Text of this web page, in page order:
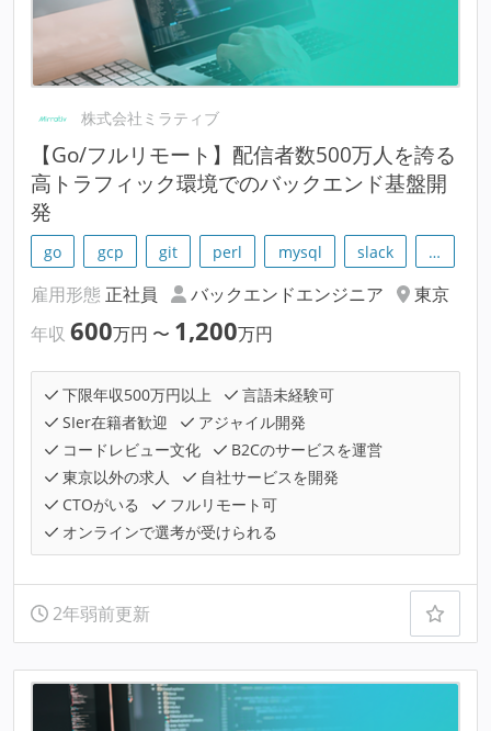
株式会社ミラティブ
【Go/フルリモート】配信者数500万人を誇る
高トラフィック環境でのバックエンド基盤開
発
go gcp git perl mysql slack …
雇用形態 正社員 バックエンドエンジニア
東京
年収 600万円 〜 1,200万円
下限年収500万円以上
言語未経験可
SIer在籍者歓迎
アジャイル開発
コードレビュー文化
B2Cのサービスを運営
東京以外の求人
自社サービスを開発
CTOがいる
フルリモート可
オンラインで選考が受けられる
2年弱前更新